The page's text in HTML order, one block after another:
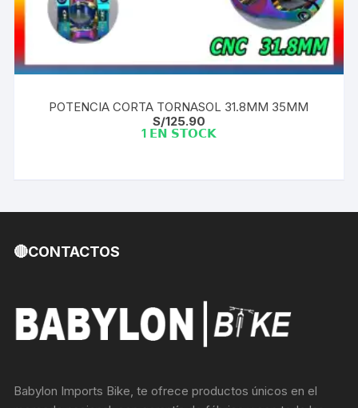
POTENCIA CORTA TORNASOL 31.8MM 35MM
S/125.90
1 𝗘𝗡 𝗦𝗧𝗢𝗖𝗞
🔴CONTACTOS
Babylon Imports Bike, te ofrece productos únicos en el